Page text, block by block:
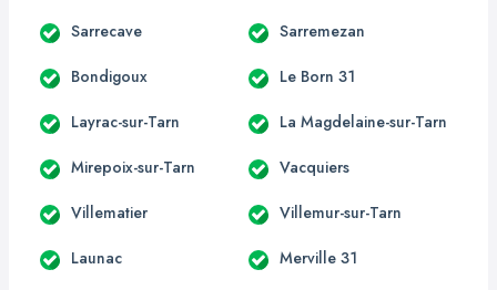
Sarrecave Sarremezan
Bondigoux Le Born 31
Layrac-sur-Tarn La Magdelaine-sur-Tarn
Mirepoix-sur-Tarn Vacquiers
Villematier Villemur-sur-Tarn
Launac Merville 31